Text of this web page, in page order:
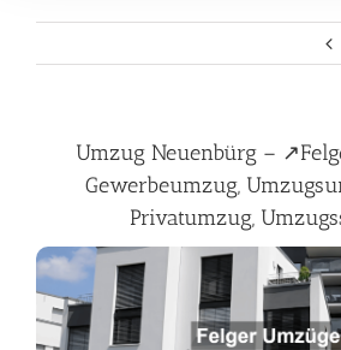
Umzug Neuenbürg –
Gewerbeumzug,
Privatumzug,